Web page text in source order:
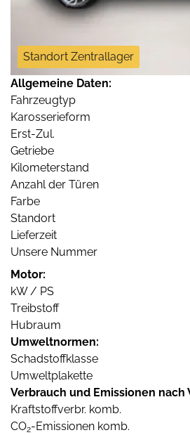
Standort Zentrallager
Allgemeine Daten:
Fahrzeugtyp
Karosserieform
Erst-Zul.
Getriebe
Kilometerstand
Anzahl der Türen
Farbe
Standort
Lieferzeit
Unsere Nummer
Motor:
kW / PS
Treibstoff
Hubraum
Umweltnormen:
Schadstoffklasse
Umweltplakette
Verbrauch und Emissionen nach
Kraftstoffverbr. komb.
CO2-Emissionen komb.